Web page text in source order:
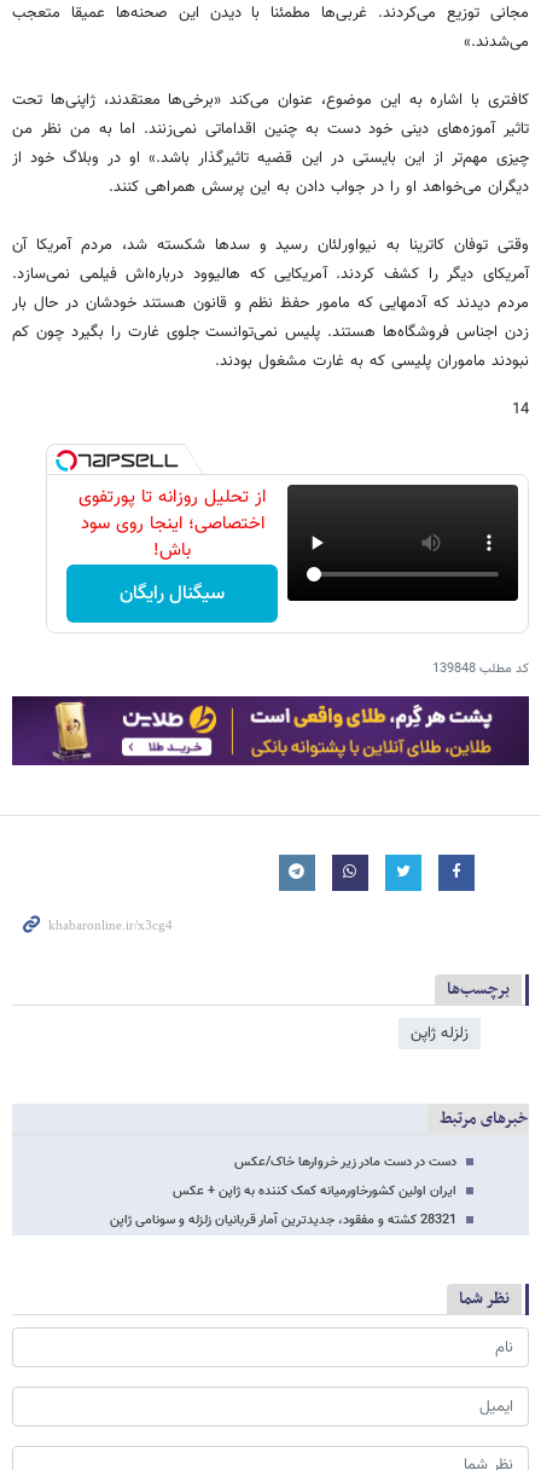
مجانی توزیع می‌کردند. غربی‌ها مطمئنا با دیدن این صحنه‌ها عمیقا متعجب
می‌شدند.»
کافتری با اشاره به این موضوع، عنوان می‌کند «برخی‌ها معتقدند، ژاپنی‌ها تحت
تاثیر آموزه‌های دینی خود دست به چنین اقداماتی نمی‌زنند. اما به من نظر من
چیزی مهم‌تر از این بایستی در این قضیه تاثیرگذار باشد.» او در وبلاگ خود از
دیگران می‌خواهد او را در جواب دادن به این پرسش همراهی کنند.
وقتی توفان کاترینا به نیواورلئان رسید و سد‌ها شکسته شد، مردم آمریکا آن
آمریکای دیگر را کشف کردند. آمریکایی که هالیوود درباره‌اش فیلمی نمی‌سازد.
مردم دیدند که آدمهایی که مامور حفظ نظم و قانون هستند خودشان در حال بار
زدن اجناس فروشگاه‌ها هستند. پلیس نمی‌توانست جلوی غارت را بگیرد چون کم
نبودند ماموران پلیسی که به غارت مشغول بودند.
14
از تحلیل روزانه تا پورتفوی
اختصاصی؛ اینجا روی سود
باش!
سیگنال رایگان
کد مطلب139848
برچسب‌ها
زلزله ژاپن
خبرهای مرتبط
دست در دست مادر زیر خروارها خاک/عکس
ایران اولین کشورخاورمیانه کمک کننده به ژاپن + عکس
28321 کشته و مفقود، جدیدترین آمار قربانیان زلزله و سونامی ژاپن
نظر شما